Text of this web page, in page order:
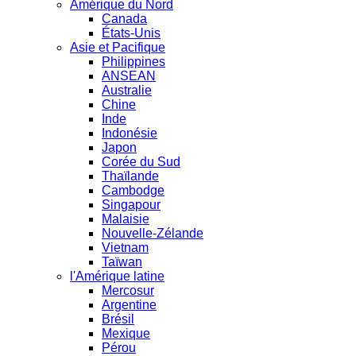
Amérique du Nord
Canada
États-Unis
Asie et Pacifique
Philippines
ANSEAN
Australie
Chine
Inde
Indonésie
Japon
Corée du Sud
Thaïlande
Cambodge
Singapour
Malaisie
Nouvelle-Zélande
Vietnam
Taïwan
l'Amérique latine
Mercosur
Argentine
Brésil
Mexique
Pérou